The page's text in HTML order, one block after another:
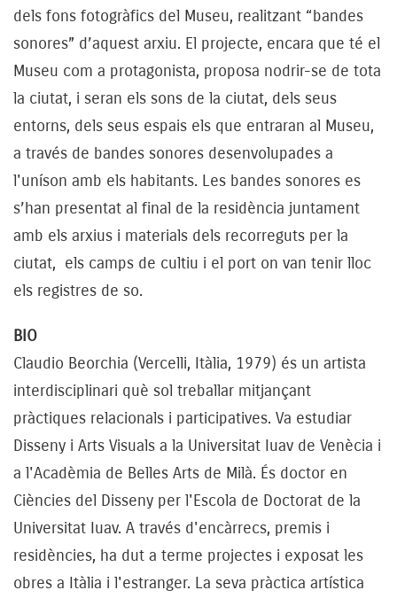
dels fons fotogràfics del Museu, realitzant “bandes
sonores” d’aquest arxiu. El projecte, encara que té el
Museu com a protagonista, proposa nodrir-se de tota
la ciutat, i seran els sons de la ciutat, dels seus
entorns, dels seus espais els que entraran al Museu,
a través de bandes sonores desenvolupades a
l'uníson amb els habitants. Les bandes sonores es
s’han presentat al final de la residència juntament
amb els arxius i materials dels recorreguts per la
ciutat, els camps de cultiu i el port on van tenir lloc
els registres de so.
BIO
Claudio Beorchia (Vercelli, Itàlia, 1979) és un artista
interdisciplinari què sol treballar mitjançant
pràctiques relacionals i participatives. Va estudiar
Disseny i Arts Visuals a la Universitat Iuav de Venècia i
a l'Acadèmia de Belles Arts de Milà. És doctor en
Ciències del Disseny per l'Escola de Doctorat de la
Universitat Iuav. A través d'encàrrecs, premis i
residències, ha dut a terme projectes i exposat les
obres a Itàlia i l'estranger. La seva pràctica artística